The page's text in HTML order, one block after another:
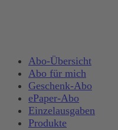
Abo-Übersicht
Abo für mich
Geschenk-Abo
ePaper-Abo
Einzelausgaben
Produkte